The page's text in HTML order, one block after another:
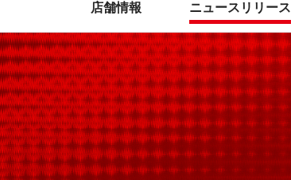
店舗情報 ニュースリリース